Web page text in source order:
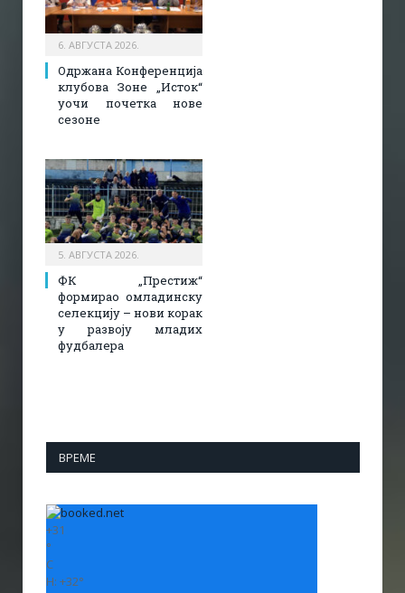
6. АВГУСТА 2026.
Одржана Конференција
клубова Зоне „Исток“
уочи почетка нове
сезоне
5. АВГУСТА 2026.
ФК „Престиж“
формирао омладинску
селекцију – нови корак
у развоју младих
фудбалера
ВРЕМЕ
+31
°
C
H: +32°